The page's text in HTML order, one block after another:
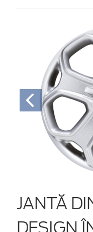
JANTĂ
DESIGN